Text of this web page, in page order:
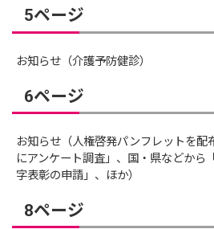
5ページ
お知らせ（介護予防健診）
6ページ
お知らせ（人権啓発パンフレットを配
にアンケート調査」、国・県などから
字表彰の申請」、ほか）
8ページ